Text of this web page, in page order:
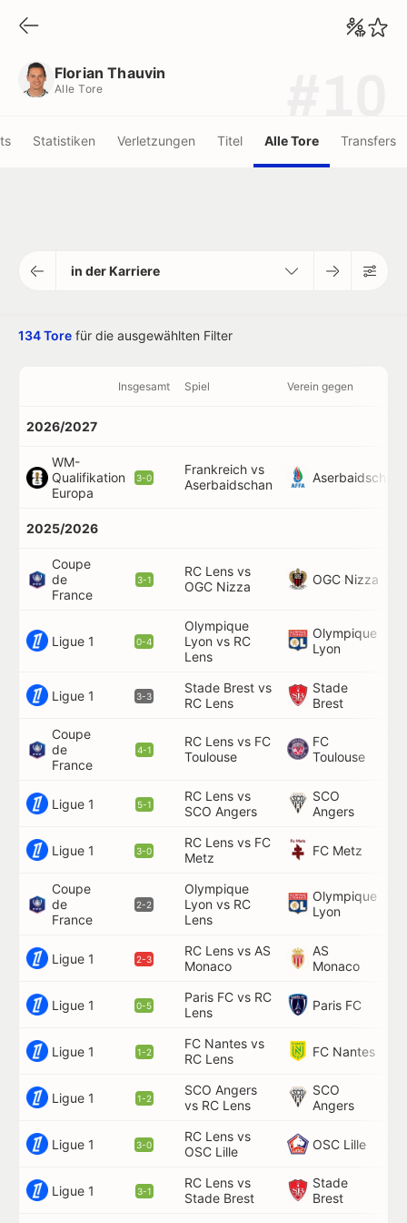
Florian Thauvin
Alle Tore
Statistiken Verletzungen Titel Alle Tore Transfers
in der Karriere
134 Tore für die ausgewählten Filter
Insgesamt Spiel Verein gegen
2026/2027
WM-
Qualifikation
Europa
3-0
Frankreich vs
Aserbaidschan
Aserbaidschan
2025/2026
Coupe
de
France
3-1
RC Lens vs
OGC Nizza
OGC Nizza
Ligue 1 0-4
Olympique
Lyon vs RC
Lens
Olympique
Lyon
Ligue 1 3-3
Stade Brest vs
RC Lens
Stade
Brest
Coupe
de
France
4-1
RC Lens vs FC
Toulouse
FC
Toulouse
Ligue 1 5-1
RC Lens vs
SCO Angers
SCO
Angers
Ligue 1 3-0
RC Lens vs FC
Metz
FC Metz
Coupe
de
France
2-2
Olympique
Lyon vs RC
Lens
Olympique
Lyon
Ligue 1 2-3
RC Lens vs AS
Monaco
AS
Monaco
Ligue 1 0-5
Paris FC vs RC
Lens
Paris FC
Ligue 1 1-2
FC Nantes vs
RC Lens
FC Nantes
Ligue 1 1-2
SCO Angers
vs RC Lens
SCO
Angers
Ligue 1 3-0
RC Lens vs
OSC Lille
OSC Lille
Ligue 1 3-1
RC Lens vs
Stade Brest
Stade
Brest